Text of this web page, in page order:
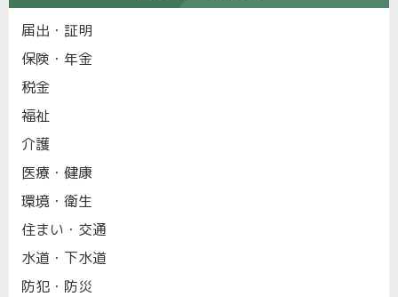
届出・証明
保険・年金
税金
福祉
介護
医療・健康
環境・衛生
住まい・交通
水道・下水道
防犯・防災